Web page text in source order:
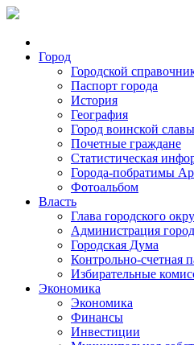
Город
Городской
Паспорт города
История
География
Город воинской славы
Почетные граждане
Статистическая
Города-побратимы
Фотоальбом
Власть
Глава городского
Администрация
Городская Дума
Контрольно-счетная
Избирательные
Экономика
Экономика
Финансы
Инвестиции